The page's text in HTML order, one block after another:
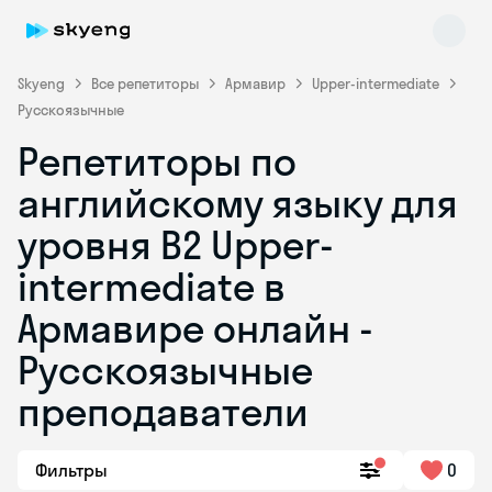
Skyeng Все репетиторы Армавир
Upper-intermediate
Русскоязычные
Репетиторы по
английскому языку для
уровня B2 Upper-
intermediate в
Армавире онлайн -
Русскоязычные
преподаватели
Фильтры 0
Skyeng Chat